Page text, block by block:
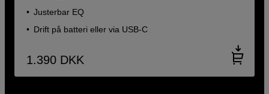
Justerbar EQ
Drift på batteri eller via USB-C
1.390 DKK